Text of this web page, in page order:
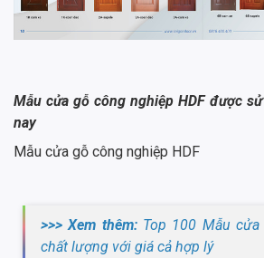
Mẫu cửa gỗ công nghiệp HDF được
nay
Mẫu cửa gỗ công nghiệp HDF
>>> Xem thêm: Top 100 Mẫu
chất lượng với giá cả hợp lý